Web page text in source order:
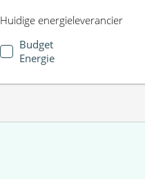
Huidige energieleverancier
Budget
Energie